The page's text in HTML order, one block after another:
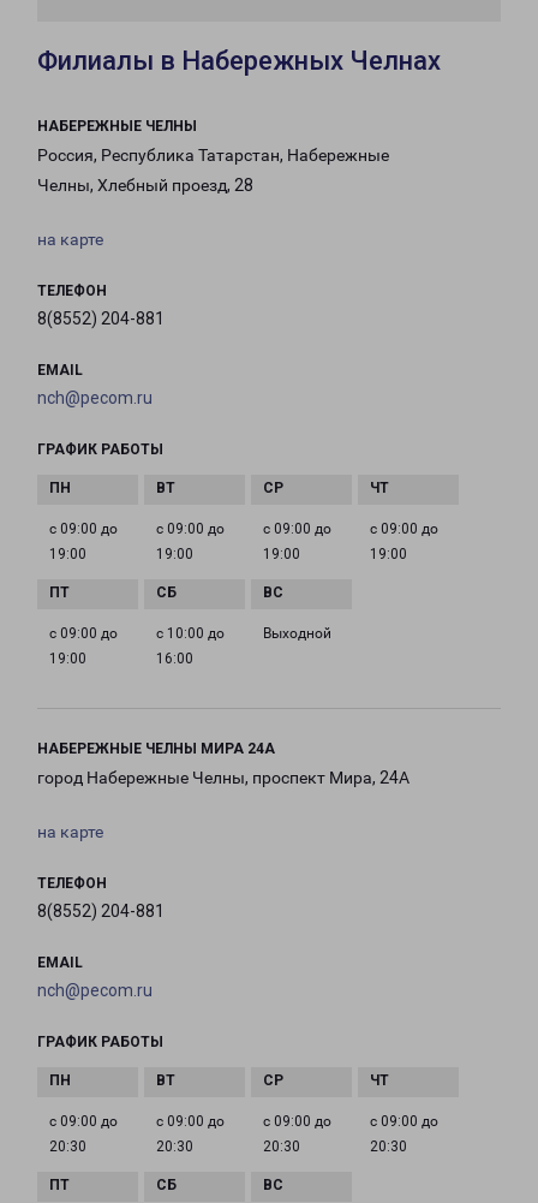
Филиалы в Набережных Челнах
НАБЕРЕЖНЫЕ ЧЕЛНЫ
Россия, Республика Татарстан, Набережные
Челны, Хлебный проезд, 28
на карте
ТЕЛЕФОН
8(8552) 204-881
EMAIL
nch@pecom.ru
ГРАФИК РАБОТЫ
с 09:00 до
19:00
с 09:00 до
19:00
с 09:00 до
19:00
с 09:00 до
19:00
с 09:00 до
19:00
с 10:00 до
16:00
Выходной
НАБЕРЕЖНЫЕ ЧЕЛНЫ МИРА 24А
город Набережные Челны, проспект Мира, 24А
на карте
ТЕЛЕФОН
8(8552) 204-881
EMAIL
nch@pecom.ru
ГРАФИК РАБОТЫ
с 09:00 до
20:30
с 09:00 до
20:30
с 09:00 до
20:30
с 09:00 до
20:30